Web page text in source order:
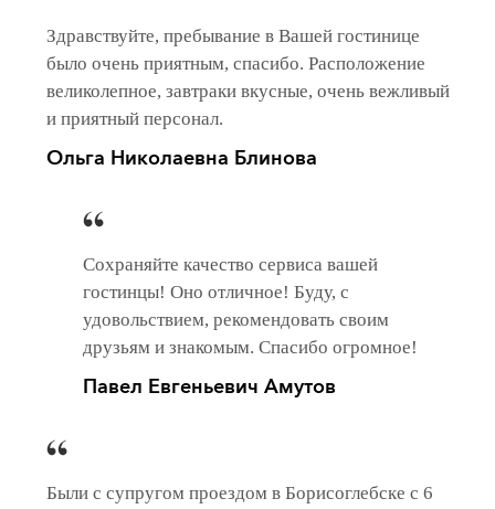
Здравствуйте, пребывание в Вашей гостинице
было очень приятным, спасибо. Расположение
великолепное, завтраки вкусные, очень вежливый
и приятный персонал.
Ольга Николаевна Блинова
Сохраняйте качество сервиса вашей
гостинцы! Оно отличное! Буду, с
удовольствием, рекомендовать своим
друзьям и знакомым. Спасибо огромное!
Павел Евгеньевич Амутов
Были с супругом проездом в Борисоглебске с 6